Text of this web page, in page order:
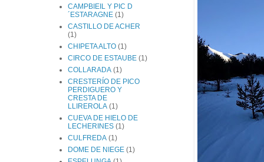
CAMPBIEIL Y PIC D
´ESTARAGNE (1)
CASTILLO DE ACHER
(1)
CHIPETA ALTO (1)
CIRCO DE ESTAUBE (1)
COLLARADA (1)
CRESTERÍO DE PICO
PERDIGUERO Y
CRESTA DE
LLIREROLA (1)
CUEVA DE HIELO DE
LECHERINES (1)
CULFREDA (1)
DOME DE NIEGE (1)